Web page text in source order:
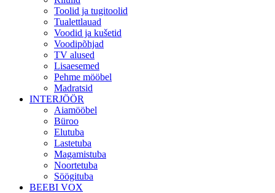
Toolid ja tugitoolid
Tualettlauad
Voodid ja kušetid
Voodipõhjad
TV alused
Lisaesemed
Pehme mööbel
Madratsid
INTERJÖÖR
Aiamööbel
Büroo
Elutuba
Lastetuba
Magamistuba
Noortetuba
Söögituba
BEEBI VOX